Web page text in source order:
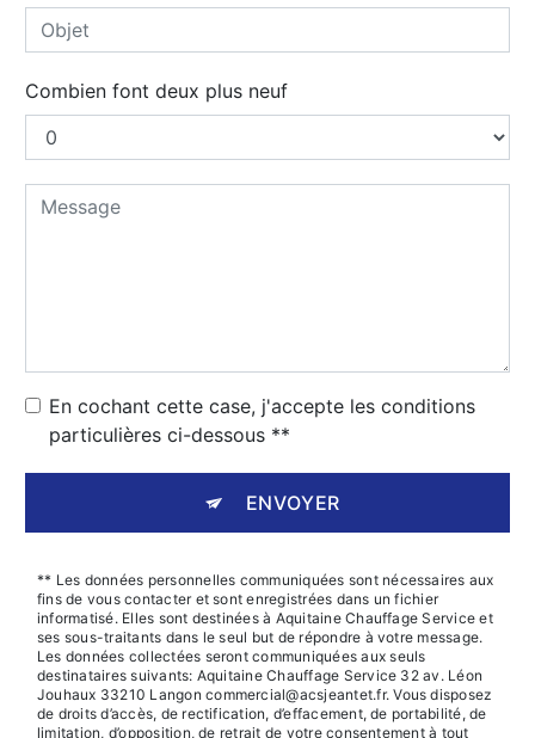
Combien font deux plus neuf
En cochant cette case, j'accepte les conditions
particulières ci-dessous **
ENVOYER
** Les données personnelles communiquées sont nécessaires aux
fins de vous contacter et sont enregistrées dans un fichier
informatisé. Elles sont destinées à Aquitaine Chauffage Service et
ses sous-traitants dans le seul but de répondre à votre message.
Les données collectées seront communiquées aux seuls
destinataires suivants: Aquitaine Chauffage Service 32 av. Léon
Jouhaux 33210 Langon commercial@acsjeantet.fr. Vous disposez
de droits d’accès, de rectification, d’effacement, de portabilité, de
limitation, d’opposition, de retrait de votre consentement à tout